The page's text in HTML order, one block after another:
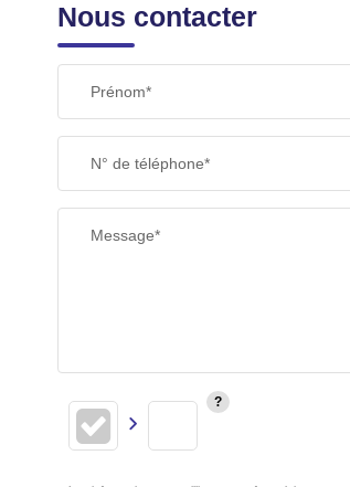
Nous contacter
Prénom*
N° de téléphone*
Message*